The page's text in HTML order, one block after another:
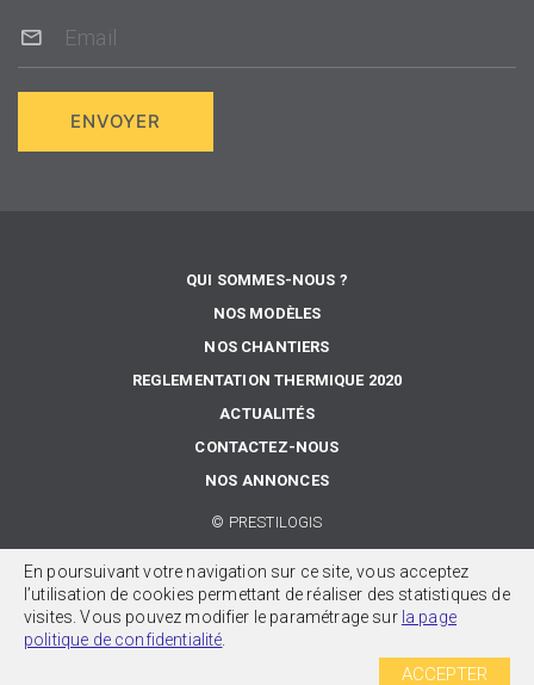
En poursuivant votre navigation sur ce site, vous acceptez
l’utilisation de cookies permettant de réaliser des statistiques de
visites. Vous pouvez modifier le paramétrage sur la page
politique de confidentialité
ACCEPTER
ENVOYER
QUI SOMMES-NOUS ?
NOS MODÈLES
NOS CHANTIERS
REGLEMENTATION THERMIQUE 2020
ACTUALITÉS
CONTACTEZ-NOUS
NOS ANNONCES
© PRESTILOGIS
MENTIONS LÉGALES
POLITIQUE DE CONFIDENTIALITÉ
SITE INTERNET RÉALISÉ PAR
KARBONE14